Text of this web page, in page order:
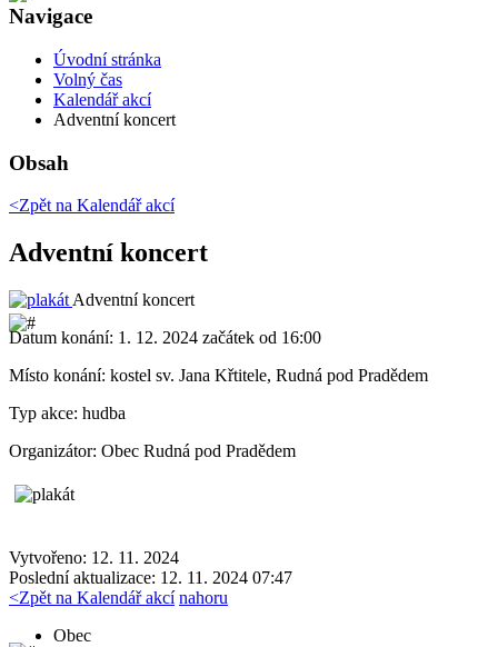
Navigace
Úvodní stránka
Volný čas
Kalendář akcí
Adventní koncert
Obsah
<Zpět na Kalendář akcí
Adventní koncert
Adventní koncert
Datum konání: 1. 12. 2024 začátek od 16:00
Místo konání: kostel sv. Jana Křtitele, Rudná pod Pradědem
Typ akce: hudba
Organizátor: Obec Rudná pod Pradědem
Vytvořeno: 12. 11. 2024
Poslední aktualizace: 12. 11. 2024 07:47
<Zpět na Kalendář akcí nahoru
Obec